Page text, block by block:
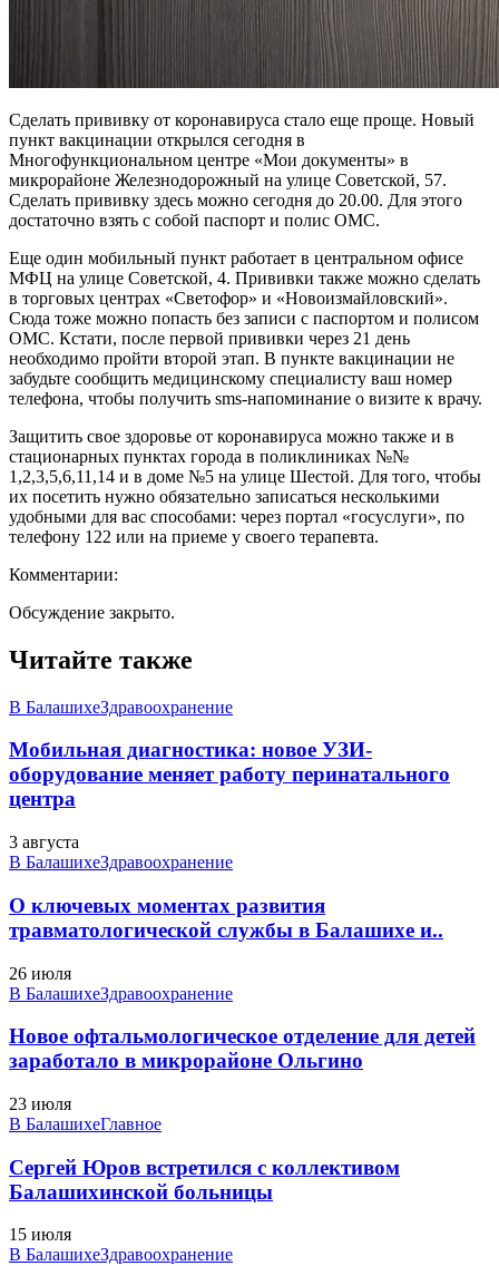
Сделать прививку от коронавируса стало еще проще. Новый
пункт вакцинации открылся сегодня в
Многофункциональном центре «Мои документы» в
микрорайоне Железнодорожный на улице Советской, 57.
Сделать прививку здесь можно сегодня до 20.00. Для этого
достаточно взять с собой паспорт и полис ОМС.
Еще один мобильный пункт работает в центральном офисе
МФЦ на улице Советской, 4. Прививки также можно сделать
в торговых центрах «Светофор» и «Новоизмайловский».
Сюда тоже можно попасть без записи с паспортом и полисом
ОМС. Кстати, после первой прививки через 21 день
необходимо пройти второй этап. В пункте вакцинации не
забудьте сообщить медицинскому специалисту ваш номер
телефона, чтобы получить sms-напоминание о визите к врачу.
Защитить свое здоровье от коронавируса можно также и в
стационарных пунктах города в поликлиниках №№
1,2,3,5,6,11,14 и в доме №5 на улице Шестой. Для того, чтобы
их посетить нужно обязательно записаться несколькими
удобными для вас способами: через портал «госуслуги», по
телефону 122 или на приеме у своего терапевта.
Комментарии:
Обсуждение закрыто.
Читайте также
В БалашихеЗдравоохранение
Мобильная диагностика: новое УЗИ-
оборудование меняет работу перинатального
центра
3 августа
В БалашихеЗдравоохранение
О ключевых моментах развития
травматологической службы в Балашихе и..
26 июля
В БалашихеЗдравоохранение
Новое офтальмологическое отделение для детей
заработало в микрорайоне Ольгино
23 июля
В БалашихеГлавное
Сергей Юров встретился с коллективом
Балашихинской больницы
15 июля
В БалашихеЗдравоохранение